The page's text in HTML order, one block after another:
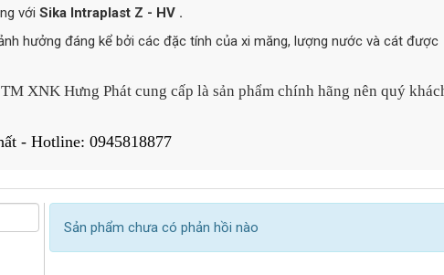
với Sika Intraplast Z - HV .
hưởng đáng kể bởi các đặc tính của xi măng, lượng nước và cát được
XNK Hưng Phát cung cấp là sản phẩm chính hãng nên quý
- Hotline: 0945818877
Sản phẩm chưa có phản hồi nào